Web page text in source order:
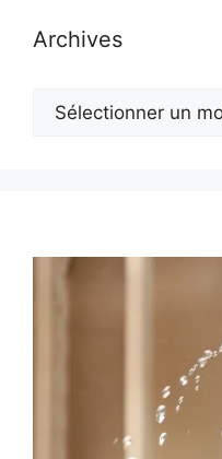
Archives
Archives